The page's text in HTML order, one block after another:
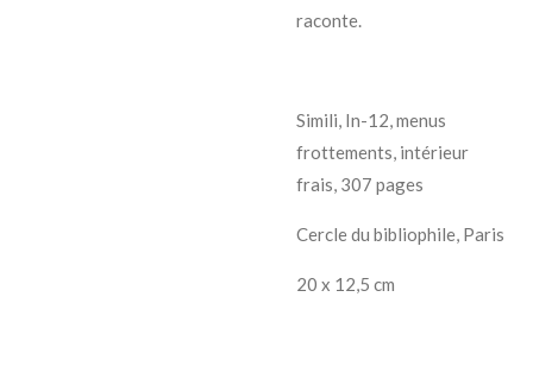
raconte.
Simili, In-12, menus
frottements, intérieur
frais, 307 pages
Cercle du bibliophile, Paris
20 x 12,5 cm